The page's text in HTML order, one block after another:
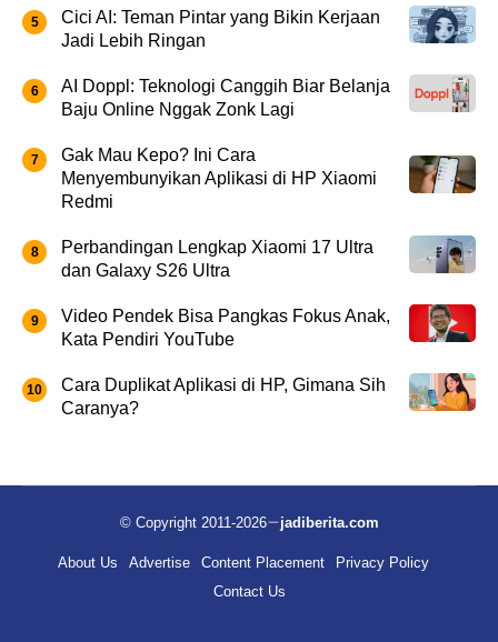
Cici AI: Teman Pintar yang Bikin Kerjaan
Jadi Lebih Ringan
AI Doppl: Teknologi Canggih Biar Belanja
Baju Online Nggak Zonk Lagi
Gak Mau Kepo? Ini Cara
Menyembunyikan Aplikasi di HP Xiaomi
Redmi
Perbandingan Lengkap Xiaomi 17 Ultra
dan Galaxy S26 Ultra
Video Pendek Bisa Pangkas Fokus Anak,
Kata Pendiri YouTube
Cara Duplikat Aplikasi di HP, Gimana Sih
Caranya?
© Copyright 2011-2026 jadiberita.com
About Us Advertise Content Placement
Privacy Policy
Contact Us